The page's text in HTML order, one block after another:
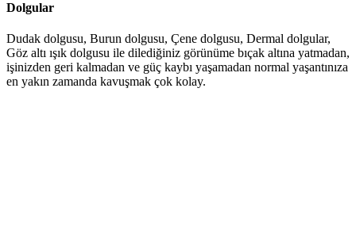
Dolgular
Dudak dolgusu, Burun dolgusu, Çene dolgusu, Dermal dolgular,
Göz altı ışık dolgusu ile dilediğiniz görünüme bıçak altına yatmadan,
işinizden geri kalmadan ve güç kaybı yaşamadan normal yaşantınıza
en yakın zamanda kavuşmak çok kolay.